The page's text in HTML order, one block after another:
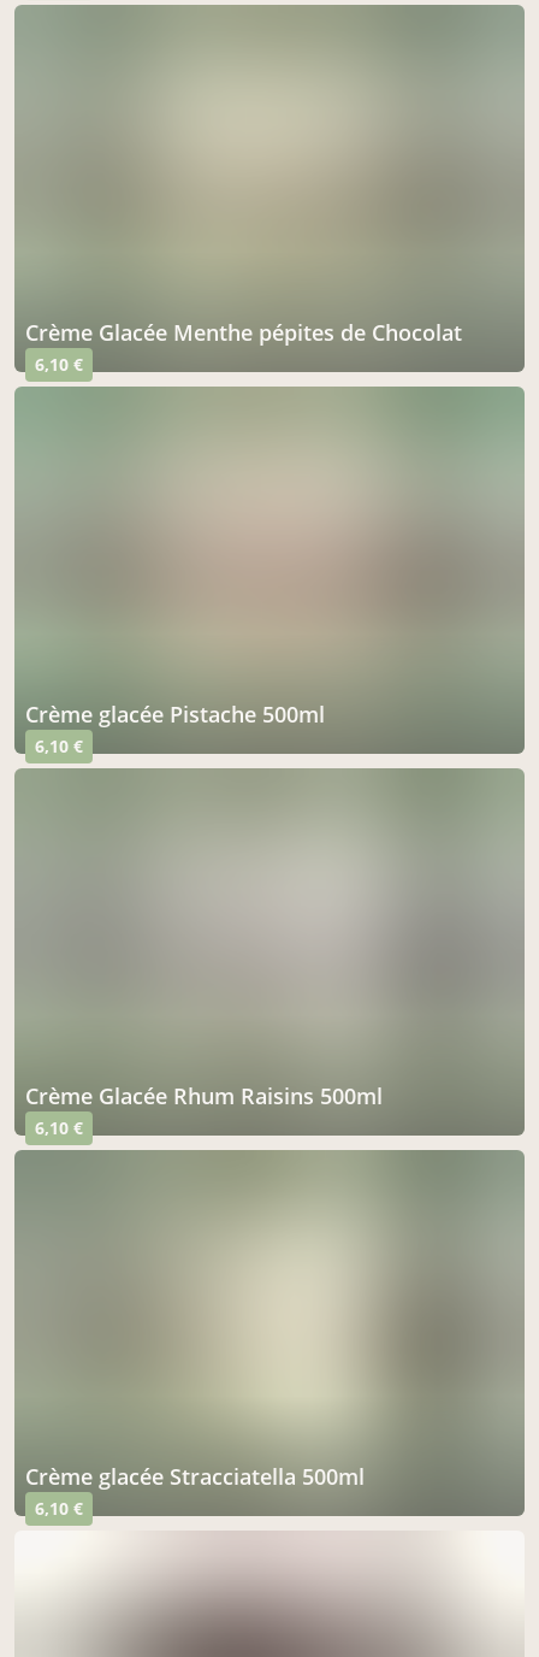
Crème Glacée Menthe pépites de Chocolat
6,10 €
Crème glacée Pistache 500ml
6,10 €
Crème Glacée Rhum Raisins 500ml
6,10 €
Crème glacée Stracciatella 500ml
6,10 €